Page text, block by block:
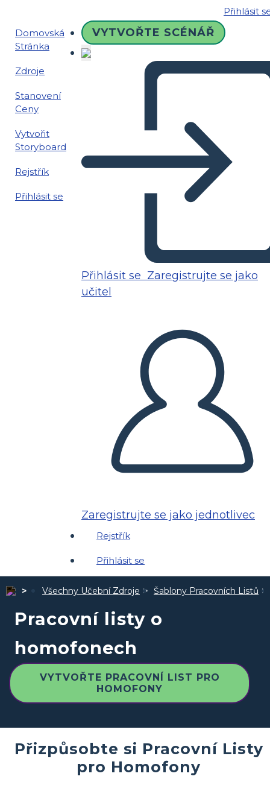
Přihlásit
Domovská
Stránka
Zdroje
Stanovení
Ceny
Vytvořit
Storyboard
Rejstřík
Přihlásit se
VYTVOŘTE SCÉNÁŘ
Přihlásit se Zaregistrujte se jako
učitel
Zaregistrujte se jako jednotlivec
Rejstřík
Přihlásit se
Všechny Učební Zdroje Šablony Pracovních Listů
Pracovní listy o
homofonech
VYTVOŘTE PRACOVNÍ LIST PRO
HOMOFONY
Přizpůsobte si Pracovní Listy
pro Homofony